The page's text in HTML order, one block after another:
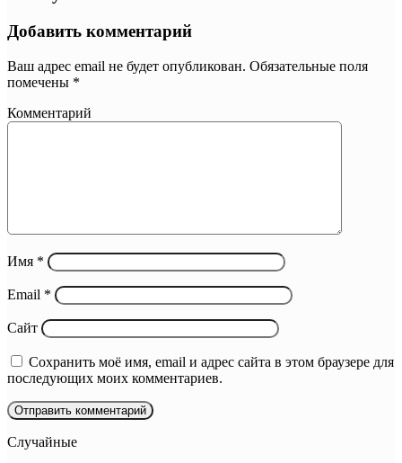
Добавить комментарий
Ваш адрес email не будет опубликован. Обязательные поля
помечены *
Комментарий
Имя *
Email *
Сайт
Сохранить моё имя, email и адрес сайта в этом браузере для
последующих моих комментариев.
Случайные